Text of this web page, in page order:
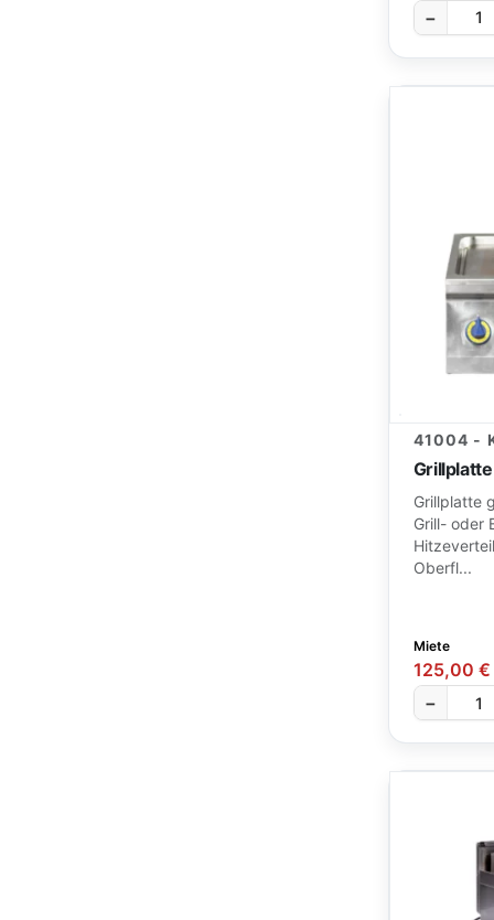
−
41004 -
Grillplatte
Grill- oder
Oberfl...
Miete
125,00 €
−